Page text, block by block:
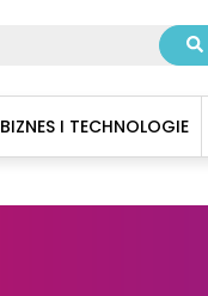
BIZNES I TECHNOLOGIE